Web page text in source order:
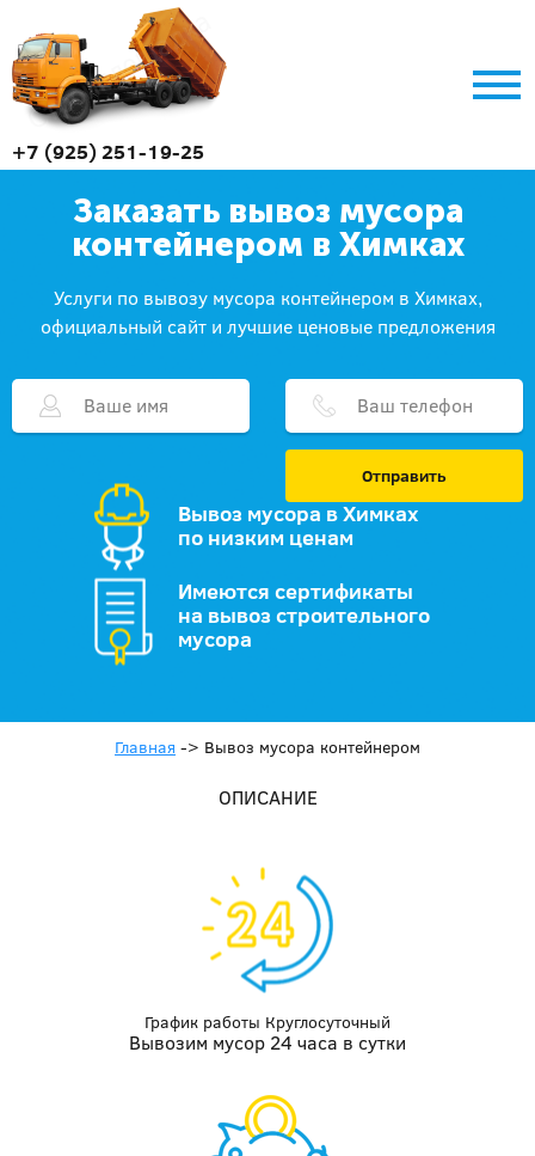
+7 (925) 251-19-25
Заказать вывоз мусора
контейнером в Химках
Услуги по вывозу мусора контейнером в Химках,
официальный сайт и лучшие ценовые предложения
Отправить
Вывоз мусора в Химках
по низким ценам
Имеются сертификаты
на вывоз строительного
мусора
Главная -> Вывоз мусора контейнером
ОПИСАНИЕ
График работы Круглосуточный
Вывозим мусор 24 часа в сутки